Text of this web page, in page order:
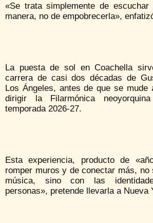
«Se trata simplemente de
manera, no de empobrecerla»,
La puesta de sol en Coachella
carrera de casi dos décadas de
Los Ángeles, antes de que se mude
dirigir la Filarmónica
temporada 2026-27.
Esta experiencia, producto de
romper muros y de conectar más,
música, sino con las
personas», pretende llevarla a Nueva